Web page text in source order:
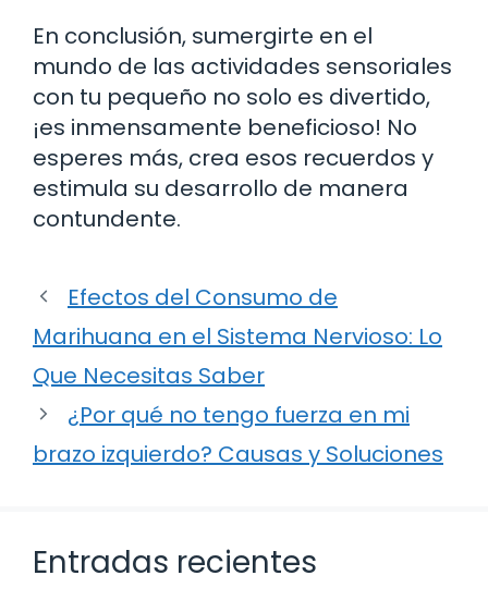
En conclusión, sumergirte en el
mundo de las actividades sensoriales
con tu pequeño no solo es divertido,
¡es inmensamente beneficioso! No
esperes más, crea esos recuerdos y
estimula su desarrollo de manera
contundente.
Efectos del Consumo de
Marihuana en el Sistema Nervioso: Lo
Que Necesitas Saber
¿Por qué no tengo fuerza en mi
brazo izquierdo? Causas y Soluciones
Entradas recientes